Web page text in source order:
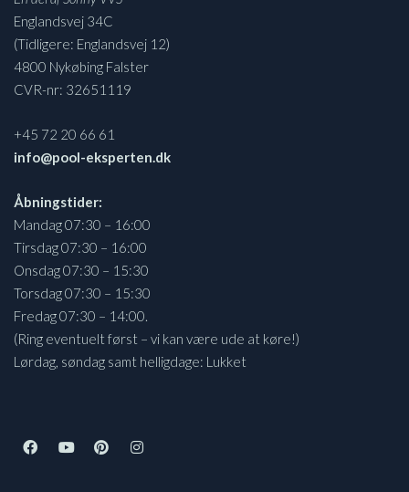
Englandsvej 34C
(Tidligere: Englandsvej 12)
4800 Nykøbing Falster
CVR-nr: 32651119
+45 72 20 66 61
info@pool-eksperten.dk
Åbningstider:
Mandag 07:30 – 16:00
Tirsdag 07:30 – 16:00
Onsdag 07:30 – 15:30
Torsdag 07:30 – 15:30
Fredag 07:30 – 14:00.
(Ring eventuelt først – vi kan være ude at køre!)
Lørdag, søndag samt helligdage: Lukket